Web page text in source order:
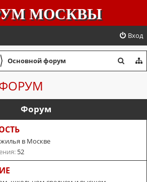
МОСКВЫ
Вход
〉 Основной форум
к
Форум
в Москве
52